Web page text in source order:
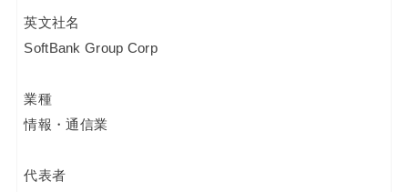
英文社名
SoftBank Group Corp
業種
情報・通信業
代表者